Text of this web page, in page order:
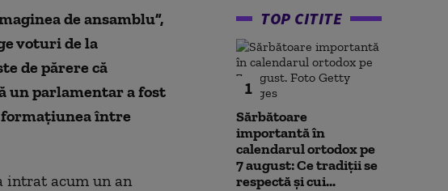
de ansamblu”,
voturi de la
de părere că
un parlamentar a fost
formațiunea între
intrat acum un an
TOP CITITE
1
Sărbătoare
importantă în
calendarul ortodox pe
7 august: Ce tradiții se
respectă și cui...